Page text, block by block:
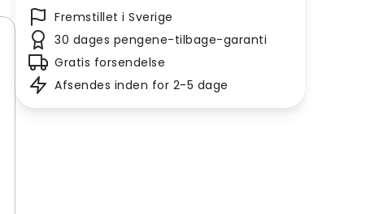
Fremstillet i Sverige
30 dages pengene-tilbage-garanti
Gratis forsendelse
Afsendes inden for 2-5 dage